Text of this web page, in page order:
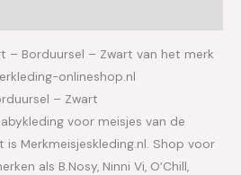
– Borduursel – Zwart van het merk
onlineshop.nl
– Zwart
voor meisjes van de
Merkmeisjeskleding.nl. Shop voor
als B.Nosy, Ninni Vi, O’Chill,